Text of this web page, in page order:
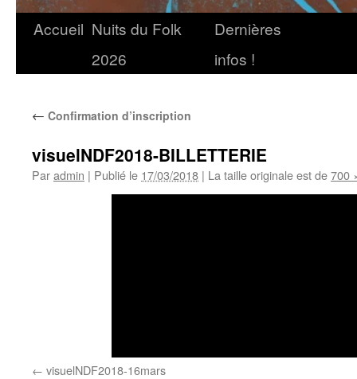
Accueil Nuits du Folk
2026
Dernières
infos !
← Confirmation d’inscription
visuelNDF2018-BILLETTERIE
Paradmin | Publié le 17/03/2018 | La taille originale est de700
visuelNDF2018-16mars